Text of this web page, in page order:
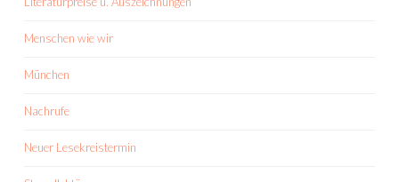
Menschen wie wir
München
Nachrufe
Neuer Lesekreistermin